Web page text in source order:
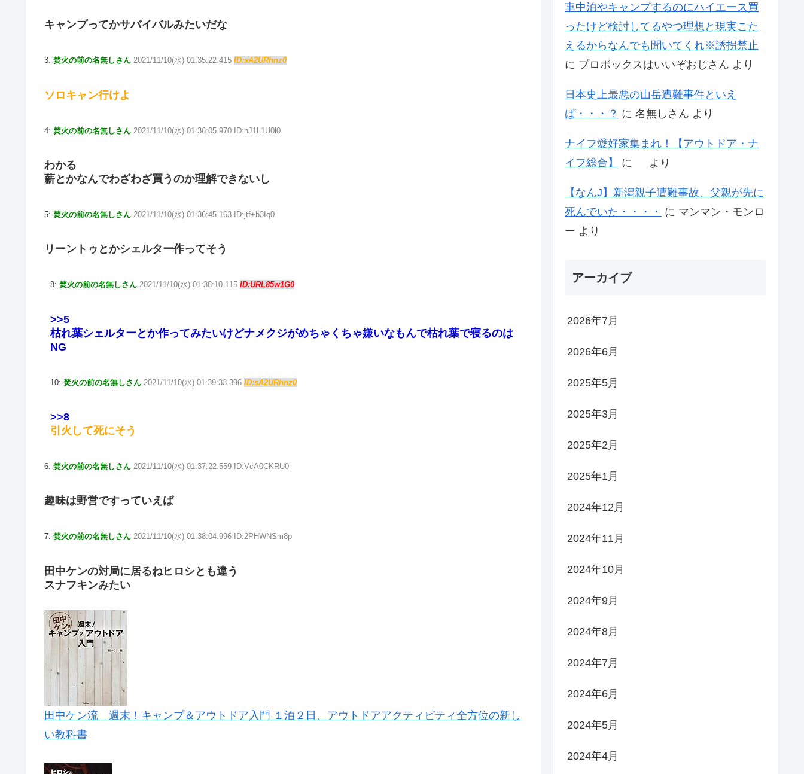
キャンプってかサバイバルみたいだな
3: 焚火の前の名無しさん 2021/11/10(水) 01:35:22.415 ID:sA2URhnz0
ソロキャン行けよ
4: 焚火の前の名無しさん 2021/11/10(水) 01:36:05.970 ID:hJ1L1U0l0
わかる
薪とかなんでわざわざ買うのか理解できないし
5: 焚火の前の名無しさん 2021/11/10(水) 01:36:45.163 ID:jtf+b3Iq0
リーントゥとかシェルター作ってそう
8: 焚火の前の名無しさん 2021/11/10(水) 01:38:10.115 ID:URL85w1G0
>>5
枯れ葉シェルターとか作ってみたいけどナメクジがめちゃくちゃ嫌いなもんで枯れ葉で寝るのは
NG
10: 焚火の前の名無しさん 2021/11/10(水) 01:39:33.396 ID:sA2URhnz0
>>8
引火して死にそう
6: 焚火の前の名無しさん 2021/11/10(水) 01:37:22.559 ID:VcA0CKRU0
趣味は野営ですっていえば
7: 焚火の前の名無しさん 2021/11/10(水) 01:38:04.996 ID:2PHWNSm8p
田中ケンの対局に居るねヒロシとも違う
スナフキンみたい
田中ケン流 週末！キャンプ＆アウトドア入門 １泊２日、アウトドアアクティビティ全方位の新し
い教科書
車中泊やキャンプするのにハイエース買
ったけど検討してるやつ理想と現実こた
えるからなんでも聞いてくれ※誘拐禁止
に プロボックスはいいぞおじさん より
日本史上最悪の山岳遭難事件といえ
ば・・・？ に 名無しさん より
ナイフ愛好家集まれ！【アウトドア・ナ
イフ総合】
に より
【なんJ】新潟親子遭難事故、父親が先に
死んでいた・・・・
に マンマン・モンロ
ー より
アーカイブ
2026年7月
2026年6月
2025年5月
2025年3月
2025年2月
2025年1月
2024年12月
2024年11月
2024年10月
2024年9月
2024年8月
2024年7月
2024年6月
2024年5月
2024年4月